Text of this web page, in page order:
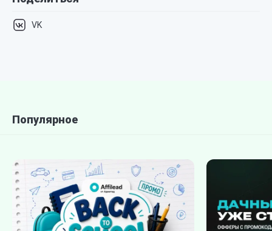
VK
Популярное